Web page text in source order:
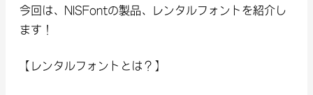
今回は、NISFontの製品、レンタルフォントを紹介し
ます！
【レンタルフォントとは？】